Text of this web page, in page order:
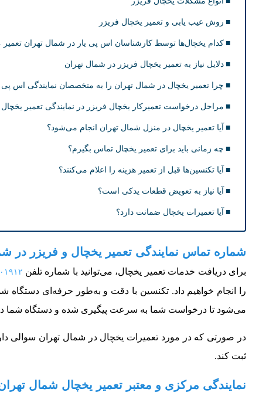
روش عیب یابی و تعمیر یخچال فریزر
کدام یخچال‌ها توسط کارشناسان اس پی یار در شمال تهران
دلایل نیاز به تعمیر یخچال فریزر در شمال تهران
چرا تعمیر یخچال در شمال تهران را به متخصصان نمایندگی اس پی
مراحل درخواست تعمیرکار یخچال فریزر در نمایندگی تعمیر
آیا تعمیر یخچال در منزل شمال تهران انجام می‌شود؟
چه زمانی باید برای تعمیر یخچال تماس بگیرم؟
آیا تکنسین‌ها قبل از تعمیر هزینه را اعلام می‌کنند؟
آیا نیاز به تعویض قطعات یدکی است؟
آیا تعمیرات یخچال ضمانت دارد؟
شماره تماس نمایندگی تعمیر یخچال و فریزر در
برای دریافت خدمات تعمیر یخچال، می‌توانید با شماره تلفن
را انجام خواهیم داد. تکنسین با دقت و به‌طور حرفه‌ای دستگاه
می‌شود تا درخواست شما به سرعت پیگیری شده و دستگاه شما
در صورتی که در مورد تعمیرات یخچال در شمال تهران سوالی
ثبت کند.
نمایندگی مرکزی و معتبر تعمیر یخچال شمال